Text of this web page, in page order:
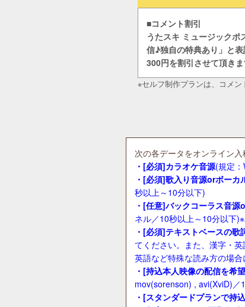
■コメント割引
うたスキ ミュージック
信♪独自の特典あり」と表
300円を割引させて頂きま
※セルフ制作プランは、コメン
次の各データをオンライン
・[必須]カラオケ音源(規定
・[必須]歌入り音源orボーカ
秒以上～10分以下)
・[任意]バックコーラス音
ネル／10秒以上～10分以下
・[必須]テキストベースの歌
てください。また、漢字・
英語など特殊な読み方の場
・[持込本人映像の配信を希
mov(sorenson) , avi(XviD)／
・[スタンダードプランで持